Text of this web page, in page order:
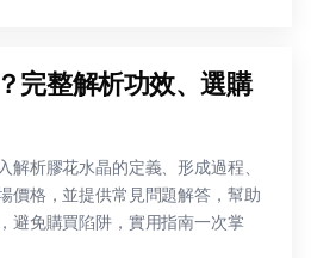
完整解析功效、選購
解析膠花水晶的定義、形成過程、
價格，並提供常見問題解答，幫助
避免購買陷阱，實用指南一次掌